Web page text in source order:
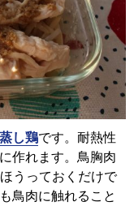
し鶏です。耐熱性
作れます。鳥胸肉
うっておくだけで
鳥肉に触れること